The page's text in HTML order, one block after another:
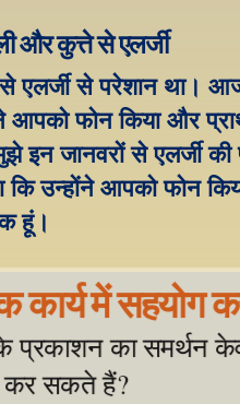
और कुत्ते से एलर्जी
एलर्जी से परेशान था।
फोन किया और
जानवरों से एलर्जी की
कि उन्होंने आपको फोन
हूं।
कार्य में सहयोग
प्रकाशन का समर्थन
कर सकते हैं?